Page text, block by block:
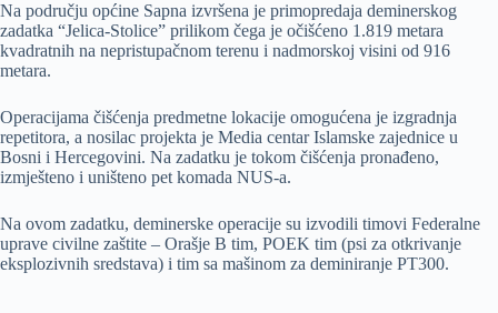
Na području općine Sapna izvršena je primopredaja deminerskog
zadatka “Jelica-Stolice” prilikom čega je očišćeno 1.819 metara
kvadratnih na nepristupačnom terenu i nadmorskoj visini od 916
metara.
Operacijama čišćenja predmetne lokacije omogućena je izgradnja
repetitora, a nosilac projekta je Media centar Islamske zajednice u
Bosni i Hercegovini. Na zadatku je tokom čišćenja pronađeno,
izmješteno i uništeno pet komada NUS-a.
Na ovom zadatku, deminerske operacije su izvodili timovi Federalne
uprave civilne zaštite – Orašje B tim, POEK tim (psi za otkrivanje
eksplozivnih sredstava) i tim sa mašinom za deminiranje PT300.